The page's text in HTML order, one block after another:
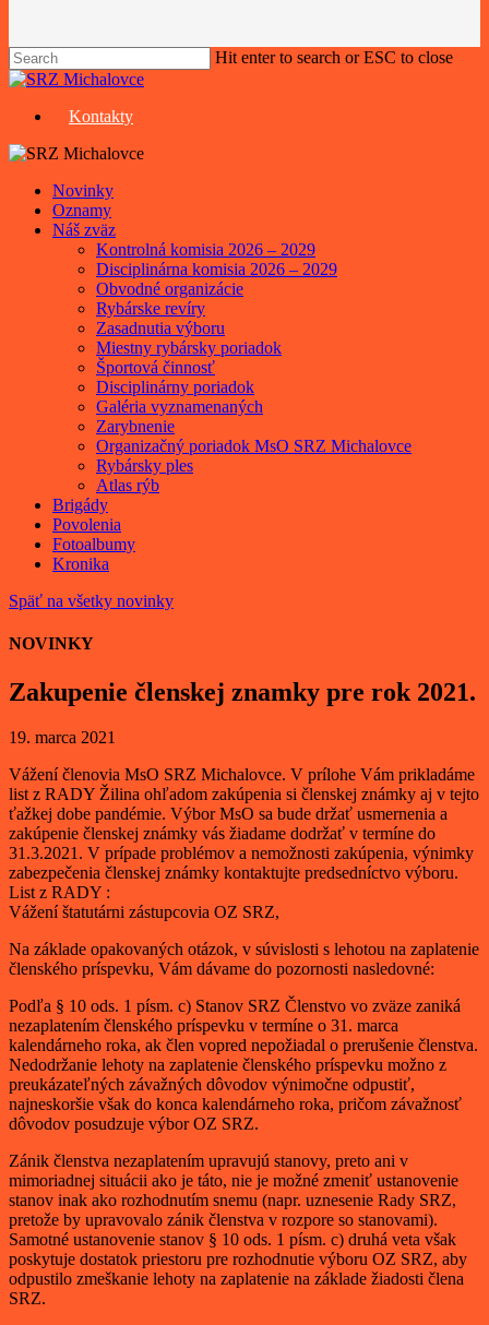
Hit enter to search or ESC to close
Close
Kontakty
Menu
Novinky
Oznamy
Náš zväz
Kontrolná komisia 2026 – 2029
Disciplinárna komisia 2026 – 2029
Obvodné organizácie
Rybárske revíry
Zasadnutia výboru
Miestny rybársky poriadok
Športová činnosť
Disciplinárny poriadok
Galéria vyznamenaných
Zarybnenie
Organizačný poriadok MsO SRZ Michalovce
Rybársky ples
Atlas rýb
Brigády
Povolenia
Fotoalbumy
Kronika
Späť na všetky novinky
NOVINKY
Zakupenie členskej znamky pre rok 2021.
19. marca 2021
Vážení členovia MsO SRZ Michalovce. V prílohe Vám prikladáme
list z RADY Žilina ohľadom zakúpenia si členskej známky aj v tejto
ťažkej dobe pandémie. Výbor MsO sa bude držať usmernenia a
zakúpenie členskej známky vás žiadame dodržať v termíne do
31.3.2021. V prípade problémov a nemožnosti zakúpenia, výnimky
zabezpečenia členskej známky kontaktujte predsedníctvo výboru.
List z RADY :
Vážení štatutárni zástupcovia OZ SRZ,
Na základe opakovaných otázok, v súvislosti s lehotou na zaplatenie
členského príspevku, Vám dávame do pozornosti nasledovné:
Podľa § 10 ods. 1 písm. c) Stanov SRZ Členstvo vo zväze zaniká
nezaplatením členského príspevku v termíne o 31. marca
kalendárneho roka, ak člen vopred nepožiadal o prerušenie členstva.
Nedodržanie lehoty na zaplatenie členského príspevku možno z
preukázateľných závažných dôvodov výnimočne odpustiť,
najneskoršie však do konca kalendárneho roka, pričom závažnosť
dôvodov posudzuje výbor OZ SRZ.
Zánik členstva nezaplatením upravujú stanovy, preto ani v
mimoriadnej situácii ako je táto, nie je možné zmeniť ustanovenie
stanov inak ako rozhodnutím snemu (napr. uznesenie Rady SRZ,
pretože by upravovalo zánik členstva v rozpore so stanovami).
Samotné ustanovenie stanov § 10 ods. 1 písm. c) druhá veta však
poskytuje dostatok priestoru pre rozhodnutie výboru OZ SRZ, aby
odpustilo zmeškanie lehoty na zaplatenie na základe žiadosti člena
SRZ.